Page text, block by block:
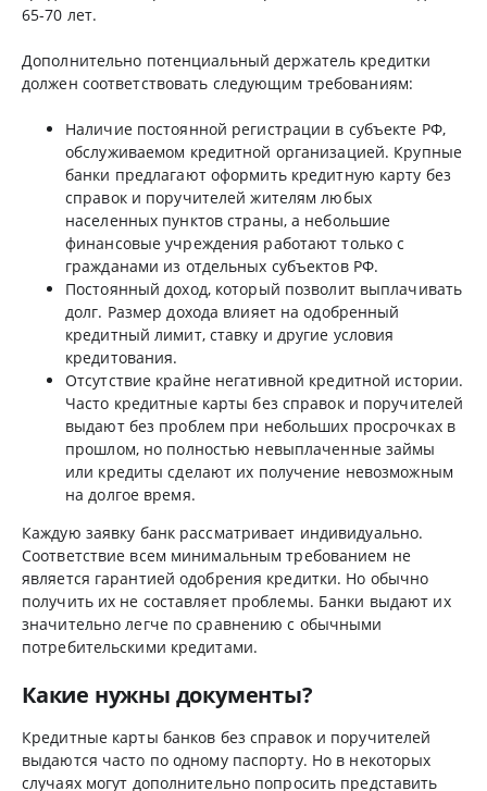
65-70 лет.
Дополнительно потенциальный держатель кредитки
должен соответствовать следующим требованиям:
Наличие постоянной регистрации в субъекте РФ,
обслуживаемом кредитной организацией. Крупные
банки предлагают оформить кредитную карту без
справок и поручителей жителям любых
населенных пунктов страны, а небольшие
финансовые учреждения работают только с
гражданами из отдельных субъектов РФ.
Постоянный доход, который позволит выплачивать
долг. Размер дохода влияет на одобренный
кредитный лимит, ставку и другие условия
кредитования.
Отсутствие крайне негативной кредитной истории.
Часто кредитные карты без справок и поручителей
выдают без проблем при небольших просрочках в
прошлом, но полностью невыплаченные займы
или кредиты сделают их получение невозможным
на долгое время.
Каждую заявку банк рассматривает индивидуально.
Соответствие всем минимальным требованием не
является гарантией одобрения кредитки. Но обычно
получить их не составляет проблемы. Банки выдают их
значительно легче по сравнению с обычными
потребительскими кредитами.
Какие нужны документы?
Кредитные карты банков без справок и поручителей
выдаются часто по одному паспорту. Но в некоторых
случаях могут дополнительно попросить представить